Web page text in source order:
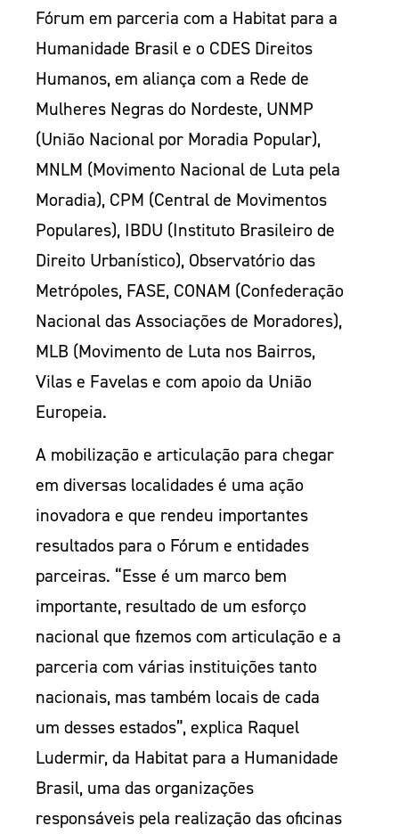
Fórum em parceria com a Habitat para a
Humanidade Brasil e o CDES Direitos
Humanos, em aliança com a Rede de
Mulheres Negras do Nordeste, UNMP
(União Nacional por Moradia Popular),
MNLM (Movimento Nacional de Luta pela
Moradia), CPM (Central de Movimentos
Populares), IBDU (Instituto Brasileiro de
Direito Urbanístico), Observatório das
Metrópoles, FASE, CONAM (Confederação
Nacional das Associações de Moradores),
MLB (Movimento de Luta nos Bairros,
Vilas e Favelas e com apoio da União
Europeia.
A mobilização e articulação para chegar
em diversas localidades é uma ação
inovadora e que rendeu importantes
resultados para o Fórum e entidades
parceiras. “Esse é um marco bem
importante, resultado de um esforço
nacional que fizemos com articulação e a
parceria com várias instituições tanto
nacionais, mas também locais de cada
um desses estados”, explica Raquel
Ludermir, da Habitat para a Humanidade
Brasil, uma das organizações
responsáveis pela realização das oficinas